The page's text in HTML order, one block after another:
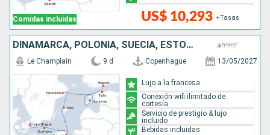
Comidas incluidas US$ 10,293 +Tasas
DINAMARCA, POLONIA, SUECIA, ESTONIA, FINLANDIA
Le Champlain 9 d Copenhague 13/05/2027
Lujo a la francesa
Conexión wifi ilimitado de
cortesía
Servicio de prestigio & lujo
incluido
Bebidas incluidas